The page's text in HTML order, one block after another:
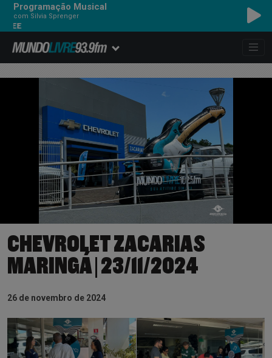
Programação Musical
com Silvia Sprenger
ALT J - LEFT HAND
CHEVROLET ZACARIAS
MARINGÁ | 23/11/2024
26 de novembro de 2024